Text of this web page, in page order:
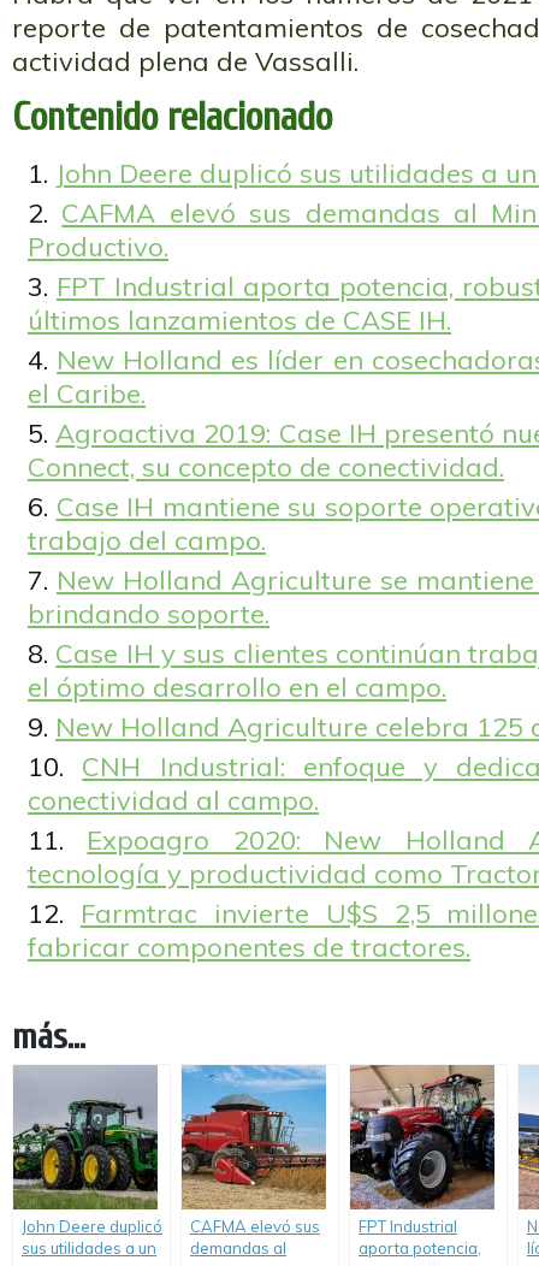
reporte de patentamientos de
actividad plena de Vassalli.
Contenido relacionado
John Deere duplicó sus utilidades a
CAFMA elevó sus demandas al
Productivo.
FPT Industrial aporta potencia,
últimos lanzamientos de CASE IH.
New Holland es líder en
el Caribe.
Agroactiva 2019: Case IH presentó
Connect, su concepto de conectividad.
Case IH mantiene su soporte
trabajo del campo.
New Holland Agriculture se
brindando soporte.
Case IH y sus clientes continúan
el óptimo desarrollo en el campo.
New Holland Agriculture celebra 125
CNH Industrial: enfoque y
conectividad al campo.
Expoagro 2020: New Holland
tecnología y productividad como
Farmtrac invierte U$S 2,5
fabricar componentes de tractores.
más...
John Deere duplicó
sus utilidades a un
CAFMA elevó sus
demandas al
FPT Industrial
aporta potencia,